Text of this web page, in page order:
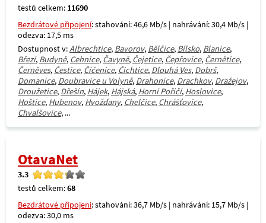
testů celkem: 11690
Bezdrátové připojení: stahování: 46,6 Mb/s | nahrávání: 30,4 Mb/s |
odezva: 17,5 ms
Dostupnost v:Albrechtice, Bavorov, Bělčice, Bílsko, Blanice,
Březí, Budyně, Cehnice, Čavyně, Čejetice, Čepřovice, Černětice,
Černěves, Čestice, Číčenice, Čichtice, Dlouhá Ves, Dobrš,
Domanice, Doubravice u Volyně, Drahonice, Drachkov, Dražejov,
Droužetice, Dřešín, Hájek, Hájská, Horní Poříčí, Hoslovice,
Hoštice, Hubenov, Hvožďany, Chelčice, Chrášťovice,
Chvalšovice, ...
OtavaNet
3.3
testů celkem:68
Bezdrátové připojení: stahování: 36,7 Mb/s | nahrávání: 15,7 Mb/s |
odezva: 30,0 ms